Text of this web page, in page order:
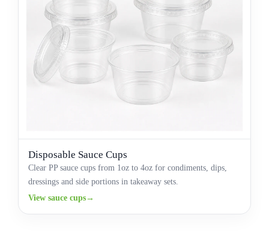
Disposable Sauce Cups
Clear PP sauce cups from 1oz to 4oz for condiments, dips,
dressings and side portions in takeaway sets.
View sauce cups